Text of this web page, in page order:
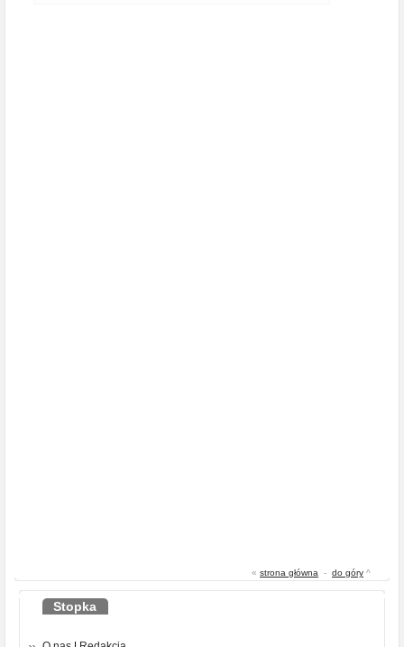
« strona główna - do góry ^
Stopka